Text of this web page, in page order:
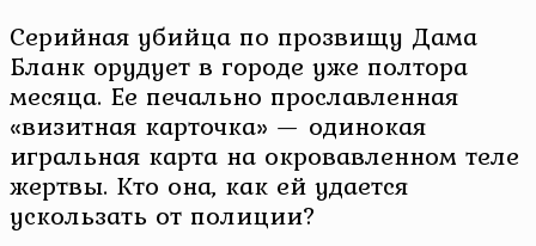
Серийная убийца по прозвищу Дама
Бланк орудует в городе уже полтора
месяца. Ее печально прославленная
«визитная карточка» — одинокая
игральная карта на окровавленном теле
жертвы. Кто она, как ей удается
ускользать от полиции?